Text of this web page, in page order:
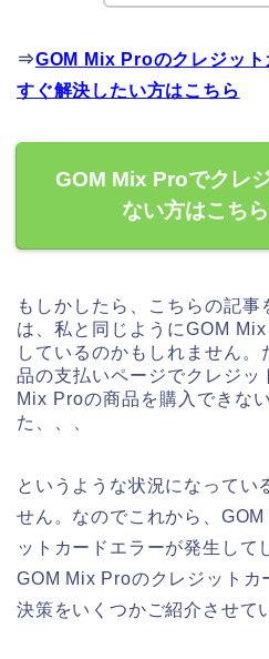
⇒GOM Mix Proのクレジッ
すぐ解決したい方はこちら
GOM Mix Proでクレ
ない方はこち
もしかしたら、こちらの記
は、私と同じようにGOM
しているのかもしれません
品の支払いページでクレジッ
Mix Proの商品を購入できな
た、、、
というような状況になってい
せん。なのでこれから、
ットカードエラーが発生して
GOM Mix Proのクレジットカ
決策をいくつかご紹介させて